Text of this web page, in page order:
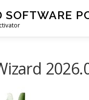
SOFTWARE